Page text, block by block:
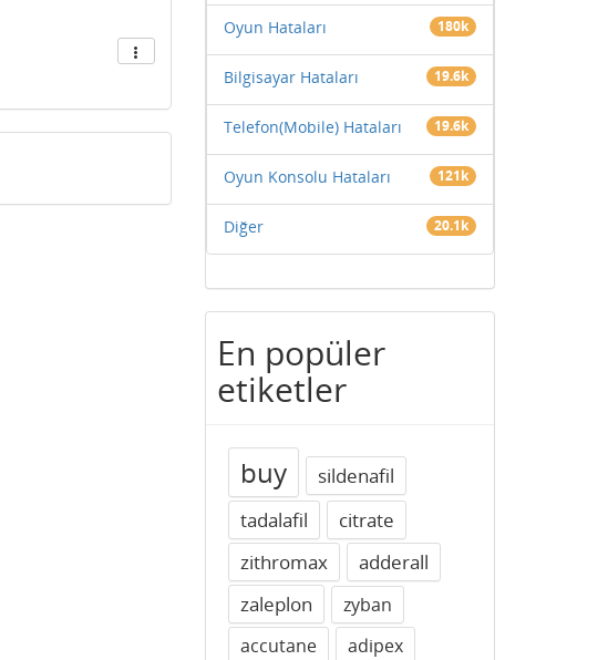
Oyun Hataları 180k
Bilgisayar Hataları 19.6k
Telefon(Mobile) Hataları 19.6k
Oyun Konsolu Hataları 121k
Diğer 20.1k
En popüler
etiketler
buy
sildenafil
tadalafil
citrate
zithromax
adderall
zaleplon
zyban
accutane
adipex